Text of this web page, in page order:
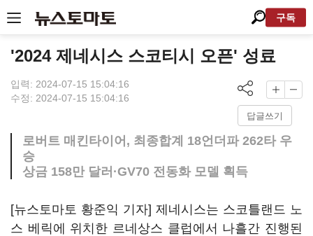
구독
'2024 제네시스 스코티시 오픈' 성료
입력: 2024-07-15 15:04:16
수정: 2024-07-15 15:04:16
답글쓰기
로버트 매킨타이어, 최종합계 18언더파 262타 우
승
상금 158만 달러·GV70 전동화 모델 획득
[뉴스토마토 황준익 기자] 제네시스는 스코틀랜드 노
스 베릭에 위치한 르네상스 클럽에서 나흘간 진행된